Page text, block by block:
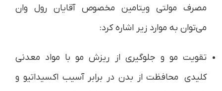
مصرف مولتی ویتامین مخصوص آقایان رول وان
می‌توان به موارد زیر اشاره کرد:
تقویت مو و جلوگیری از ریزش مو با مواد معدنی
کلیدی محافظت از بدن در برابر آسیب اکسیداتیو و